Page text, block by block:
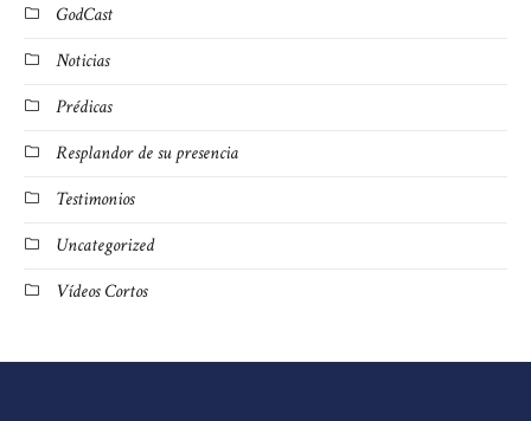
GodCast
Noticias
Prédicas
Resplandor de su presencia
Testimonios
Uncategorized
Vídeos Cortos